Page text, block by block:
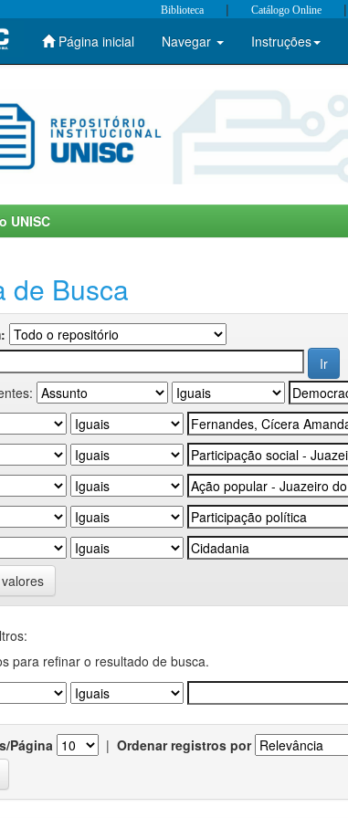
Biblioteca | Catálogo Online |
Página inicial Navegar Instruções
UNISC
de Busca
para refinar o resultado de busca.
Página | Ordenar registros por